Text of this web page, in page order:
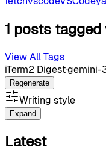
1 posts tagged
View All Tags
iTerm2 Digest·gemini-
Regenerate
Writing style
Expand
Latest